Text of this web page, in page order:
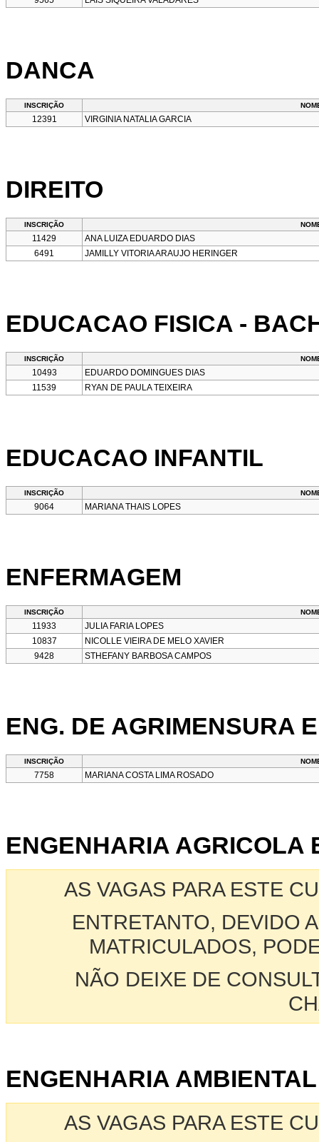
DANCA
INSCRIÇÃO
12391 VIRGINIA NATALIA GARCIA
DIREITO
INSCRIÇÃO
11429
ANA LUIZA EDUARDO DIAS
6491
JAMILLY VITORIA ARAUJO HERINGER
EDUCACAO FISICA -
INSCRIÇÃO
10493
EDUARDO DOMINGUES DIAS
11539
RYAN DE PAULA TEIXEIRA
EDUCACAO INFANTIL
INSCRIÇÃO
9064 MARIANA THAIS LOPES
ENFERMAGEM
INSCRIÇÃO
11933
JULIA FARIA LOPES
10837
NICOLLE VIEIRA DE MELO XAVIER
9428
STHEFANY BARBOSA CAMPOS
ENG. DE AGRIMENSURA
INSCRIÇÃO
7758 MARIANA COSTA LIMA ROSADO
ENGENHARIA AGRICOLA
AS VAGAS PARA ESTE
ENTRETANTO, DEVIDO
MATRICULADOS,
NÃO DEIXE DE
ENGENHARIA AMBIENTAL
AS VAGAS PARA ESTE